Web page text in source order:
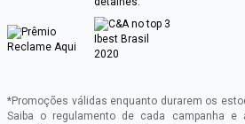
*Promoções válidas enquanto durarem os
Saiba o regulamento de cada campanha e